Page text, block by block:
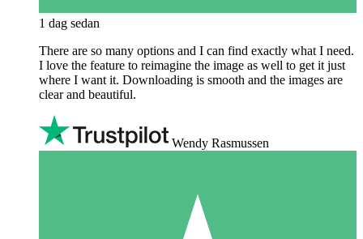
1 dag sedan
There are so many options and I can find exactly what I need.
I love the feature to reimagine the image as well to get it just
where I want it. Downloading is smooth and the images are
clear and beautiful.
Wendy Rasmussen